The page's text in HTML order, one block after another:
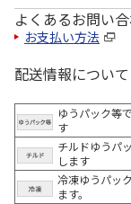
よくあるお問い
お支払い方法
配送情報について
ゆうパック等
す
チルドゆうパ
します
冷凍ゆうパッ
ます。